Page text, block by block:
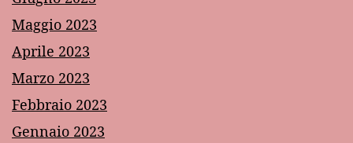
Maggio 2023
Aprile 2023
Marzo 2023
Febbraio 2023
Gennaio 2023